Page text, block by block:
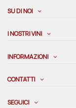
SU DI NOI
I NOSTRI VINI
INFORMAZIONI
CONTATTI
SEGUICI